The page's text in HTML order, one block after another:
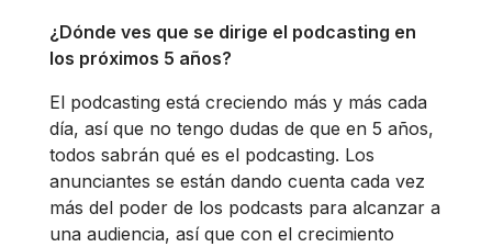
¿Dónde ves que se dirige el podcasting en
los próximos 5 años?
El podcasting está creciendo más y más cada
día, así que no tengo dudas de que en 5 años,
todos sabrán qué es el podcasting. Los
anunciantes se están dando cuenta cada vez
más del poder de los podcasts para alcanzar a
una audiencia, así que con el crecimiento